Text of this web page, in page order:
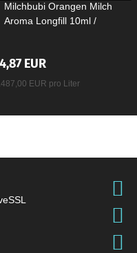
Milchbubi Orangen Milch
Aroma Longfill 10ml /
EUR
EUR pro Liter